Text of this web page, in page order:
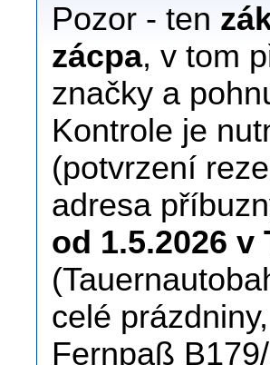
Pozor - ten
zácpa, v tom
značky a
Kontrole je
(potvrzení
adresa
od 1.5.2026
celé
Fernpaß